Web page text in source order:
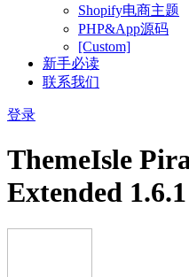
Shopify电商主题
PHP&App源码
[Custom]
新手必读
联系我们
登录
ThemeIsle
Extended 1.6.1